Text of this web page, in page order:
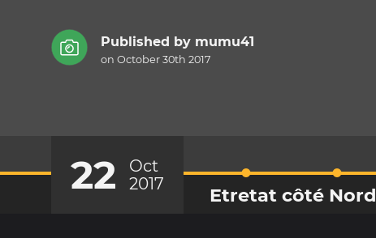
Published by mumu41
on October 30th 2017
22
Oct
2017
Etretat côté Nord